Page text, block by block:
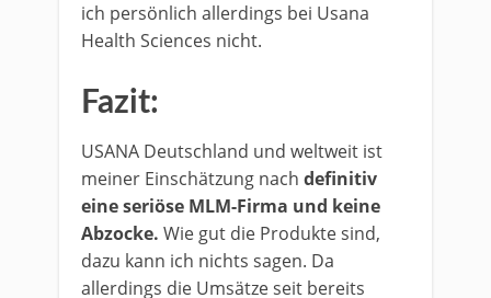
ich persönlich allerdings bei Usana
Health Sciences nicht.
Fazit:
USANA Deutschland und weltweit ist
meiner Einschätzung nach definitiv
eine seriöse MLM-Firma und keine
Abzocke. Wie gut die Produkte sind,
dazu kann ich nichts sagen. Da
allerdings die Umsätze seit bereits